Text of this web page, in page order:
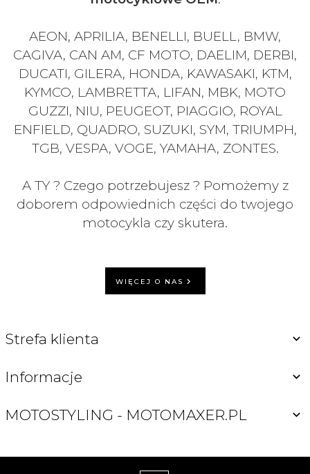
AEON, APRILIA, BENELLI, BUELL, BMW,
CAGIVA, CAN AM, CF MOTO, DAELIM, DERBI,
DUCATI, GILERA, HONDA, KAWASAKI, KTM,
KYMCO, LAMBRETTA, LIFAN, MBK, MOTO
GUZZI, NIU, PEUGEOT, PIAGGIO, ROYAL
ENFIELD, QUADRO, SUZUKI, SYM, TRIUMPH,
TGB, VESPA, VOGE, YAMAHA, ZONTES.
A TY ? Czego potrzebujesz ? Pomożemy z
doborem odpowiednich części do twojego
motocykla czy skutera.
WIĘCEJ O NAS
Strefa klienta
Informacje
MOTOSTYLING - MOTOMAXER.PL